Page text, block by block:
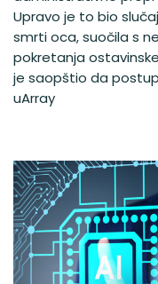
Upravo je to bio
smrti oca, suočila s
pokretanja
je saopštio da
uArray